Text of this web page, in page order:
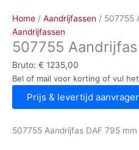
Home / Aandrijfassen / 507755
Aandrijfassen
507755
Bruto: € 1235,00
Bel of mail voor korting of vul
Prijs & levertijd
507755 Aandrijfas DAF 795 mm